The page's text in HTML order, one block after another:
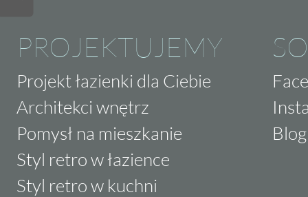
PROJEKTUJEMY
Projekt łazienki dla Ciebie
Architekci wnętrz
Pomysł na mieszkanie
Styl retro w łazience
Styl retro w kuchni
Blog